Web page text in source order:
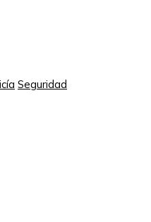
Seguridad